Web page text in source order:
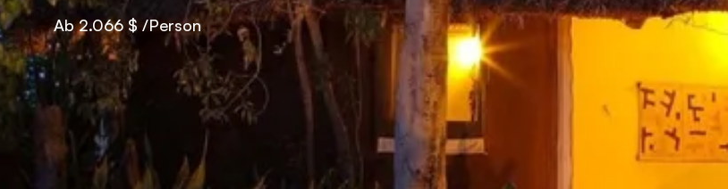
Ab2.066 $ /Person